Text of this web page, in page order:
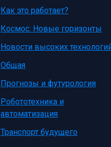
Как это работает?
Космос: Новые горизонты
Новости высоких
Общая
Прогнозы и футурология
Робототехника и
автоматизация
Транспорт будущего